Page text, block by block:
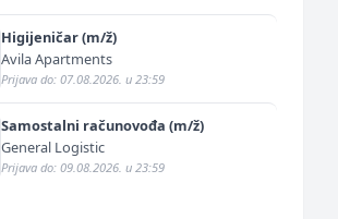
Higijeničar (m/ž)
Avila Apartments
Prijava do: 07.08.2026. u 23:59
Samostalni računovođa (m/ž)
General Logistic
Prijava do: 09.08.2026. u 23:59